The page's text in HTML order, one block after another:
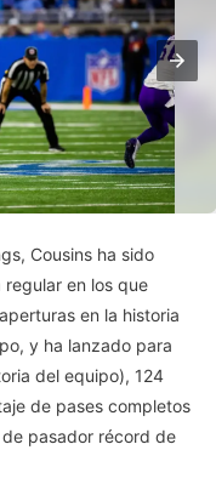
Cousins ​​ha sido
en los que
en la historia
y ha lanzado para
del equipo), 124
de pases completos
pasador récord de